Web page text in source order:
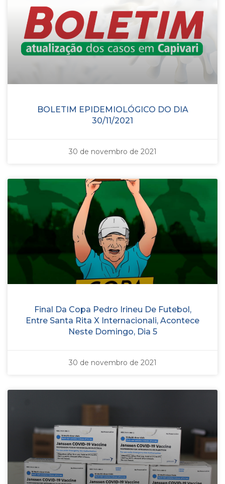
BOLETIM EPIDEMIOLÓGICO DO DIA
30/11/2021
30 de novembro de 2021
Final Da Copa Pedro Irineu De Futebol,
Entre Santa Rita X Internacionali, Acontece
Neste Domingo, Dia 5
30 de novembro de 2021